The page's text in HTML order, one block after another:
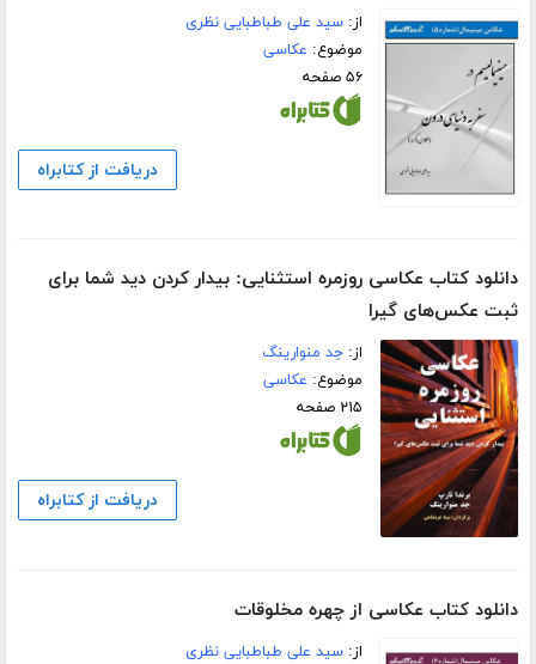
از:سید علی طباطبایی نظری
موضوع: عکاسی
۵۶ صفحه
دریافت از کتابراه
دانلود کتاب عکاسی روزمره استثنایی: بیدار کردن دید شما برای
ثبت عکس‌های گیرا
از:جد منوارینگ
موضوع: عکاسی
۲۱۵ صفحه
دریافت از کتابراه
دانلود کتاب عکاسی از چهره مخلوقات
از:سید علی طباطبایی نظری